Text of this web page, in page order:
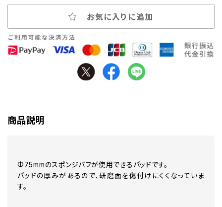
お気に入りに追加
商品説明
Φ75mmのスポンジバフが使用できるパッドです。
パッドの厚みがあるので、研磨面を傷付けにくくなっていま
す。